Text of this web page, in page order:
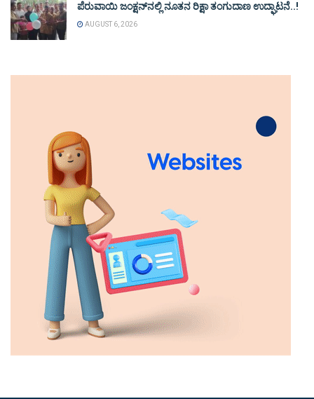
ಪೆರುವಾಯಿ ಜಂಕ್ಷನ್‌ನಲ್ಲಿ ನೂತನ ರಿಕ್ಷಾ ತಂಗುದಾಣ ಉದ್ಘಾಟನೆ..!
AUGUST 6, 2026